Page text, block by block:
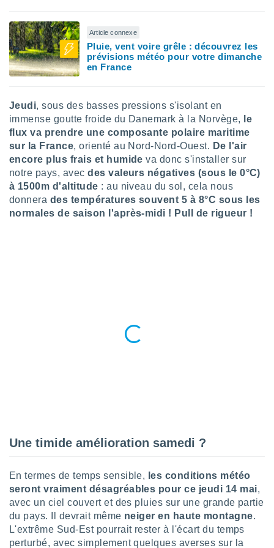
des
pour
votre
ce site
IP et
en
de
web.
Article connexe
Pluie, vent voire grêle : découvrez les
prévisions météo pour votre dimanche
en France
Jeudi, sous des basses pressions s'isolant en
immense goutte froide du Danemark à la Norvège,
le
flux va prendre une composante polaire maritime
sur la France, orienté au Nord-Nord-Ouest. De l'air
encore plus frais et humide va donc s'installer sur
notre pays, avecdes valeurs négatives (sous le 0°C)
à 1500m d'altitude : au niveau du sol, cela nous
donnera des températures souvent 5 à 8°C sous les
normales de saison l'après-midi ! Pull de rigueur !
Une timide amélioration samedi ?
En termes de temps sensible, les conditions météo
seront vraiment désagréables pour ce jeudi 14 mai,
avec un ciel couvert et des pluies sur une grande partie
du pays. Il devrait même neiger en haute montagne.
L'extrême Sud-Est pourrait rester à l'écart du temps
perturbé, avec simplement quelques averses sur la